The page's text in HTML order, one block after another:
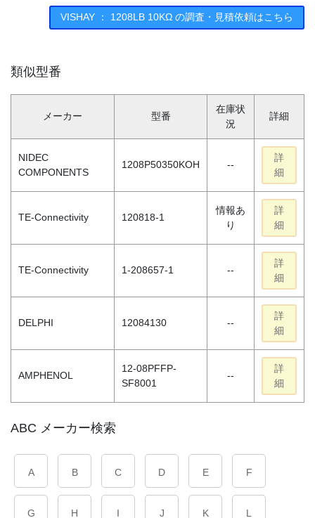
VISHAY ： 1208LB 10KΩ の調査・見積依頼はこちら
類似型番
メーカー 型番
在庫状
況
詳細
NIDEC
COMPONENTS
1208P50350KOH --
詳
細
TE-Connectivity 120818-1
情報あ
り
詳
細
TE-Connectivity 1-208657-1 --
詳
細
DELPHI 12084130 --
詳
細
AMPHENOL
12-08PFFP-
SF8001
--
詳
細
ABC メーカー検索
A B C D E F
G H I J K L